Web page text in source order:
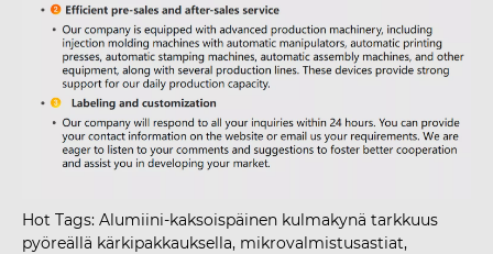
Hot Tags: Alumiini-kaksoispäinen kulmakynä tarkkuus
pyöreällä kärkipakkauksella, mikrovalmistusastiat,